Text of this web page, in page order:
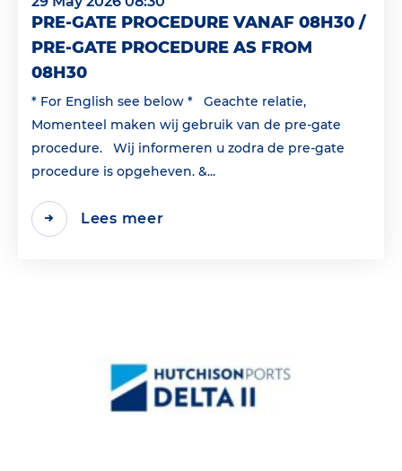
PRE-GATE PROCEDURE VANAF 08H30 /
PRE-GATE PROCEDURE AS FROM
08H30
* For English see below * Geachte relatie,
Momenteel maken wij gebruik van de pre-gate
procedure. Wij informeren u zodra de pre-gate
procedure is opgeheven. &...
Lees meer